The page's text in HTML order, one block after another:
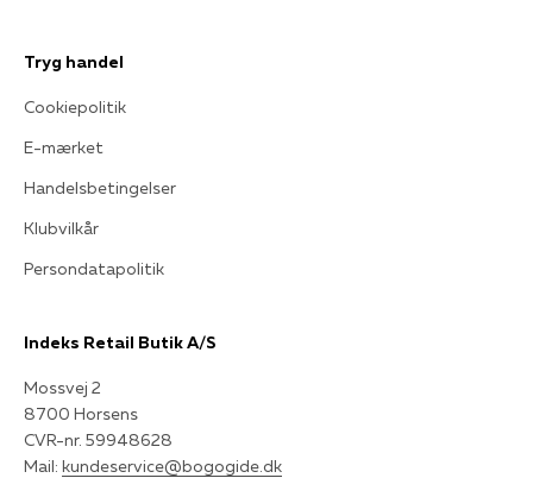
Tryg handel
Cookiepolitik
E-mærket
Handelsbetingelser
Klubvilkår
Persondatapolitik
Indeks Retail Butik A/S
Mossvej 2
8700 Horsens
CVR-nr. 59948628
Mail: kundeservice@bogogide.dk